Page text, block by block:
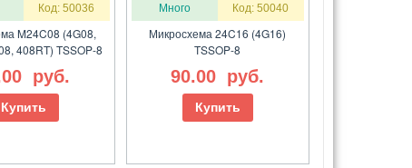
Код: 50036
M24C08 (4G08,
408RT) TSSOP-8
руб.
Купить
Много Код: 50040
Микросхема 24C16 (4G16)
TSSOP-8
90.00 руб.
Купить